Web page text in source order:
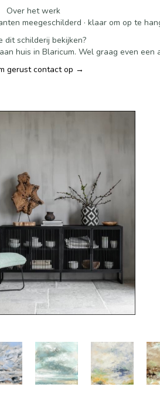
Over het werk
meegeschilderd · klaar om op te
dit schilderij bekijken?
huis in Blaricum. Wel graag even een
gerust contact op →